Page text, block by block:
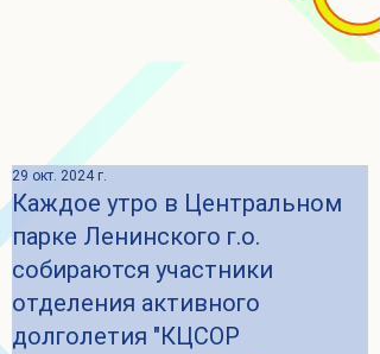
Каждое утро в Центральном
парке Ленинского г.о.
собираются участники
отделения активного
долголетия "КЦСОР
29 окт. 2024 г.